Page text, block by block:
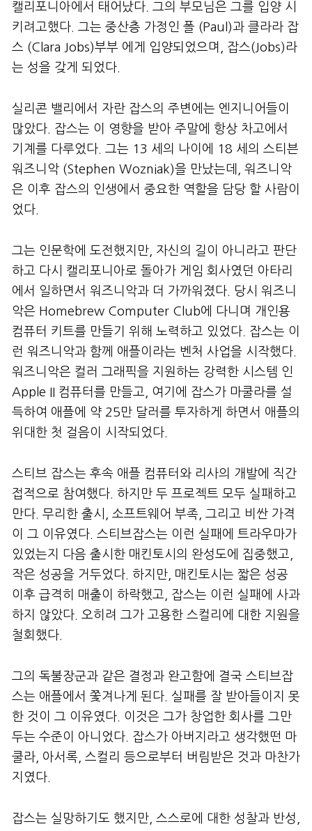
캘리포니아에서 태어났다. 그의 부모님은 그를 입양 시
키려고했다. 그는 중산층 가정인 폴 (Paul)과 클라라 잡
스 (Clara Jobs)부부 에게 입양되었으며, 잡스(Jobs)라
는 성을 갖게 되었다.
실리콘 밸리에서 자란 잡스의 주변에는 엔지니어들이
많았다. 잡스는 이 영향을 받아 주말에 항상 차고에서
기계를 다루었다. 그는 13 세의 나이에 18 세의 스티븐
워즈니악 (Stephen Wozniak)을 만났는데, 워즈니악
은 이후 잡스의 인생에서 중요한 역할을 담당 할 사람이
었다.
그는 인문학에 도전했지만, 자신의 길이 아니라고 판단
하고 다시 캘리포니아로 돌아가 게임 회사였던 아타리
에서 일하면서 워즈니악과 더 가까워졌다. 당시 워즈니
악은 Homebrew Computer Club에 다니며 개인용
컴퓨터 키트를 만들기 위해 노력하고 있었다. 잡스는 이
런 워즈니악과 함께 애플이라는 벤처 사업을 시작했다.
워즈니악은 컬러 그래픽을 지원하는 강력한 시스템 인
Apple II 컴퓨터를 만들고, 여기에 잡스가 마쿨라를 설
득하여 애플에 약 25만 달러를 투자하게 하면서 애플의
위대한 첫 걸음이 시작되었다.
스티브 잡스는 후속 애플 컴퓨터와 리사의 개발에 직간
접적으로 참여했다. 하지만 두 프로젝트 모두 실패하고
만다. 무리한 출시, 소프트웨어 부족, 그리고 비싼 가격
이 그 이유였다. 스티브잡스는 이런 실패에 트라우마가
있었는지 다음 출시한 매킨토시의 완성도에 집중했고,
작은 성공을 거두었다. 하지만, 매킨토시는 짧은 성공
이후 급격히 매출이 하락했고, 잡스는 이런 실패에 사과
하지 않았다. 오히려 그가 고용한 스컬리에 대한 지원을
철회했다.
그의 독불장군과 같은 결정과 완고함에 결국 스티브잡
스는 애플에서 쫓겨나게 된다. 실패를 잘 받아들이지 못
한 것이 그 이유였다. 이것은 그가 창업한 회사를 그만
두는 수준이 아니었다. 잡스가 아버지라고 생각했떤 마
쿨라, 아서록, 스컬리 등으로부터 버림받은 것과 마찬가
지였다.
잡스는 실망하기도 했지만, 스스로에 대한 성찰과 반성,